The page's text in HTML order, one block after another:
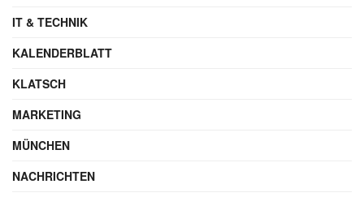
IT & TECHNIK
KALENDERBLATT
KLATSCH
MARKETING
MÜNCHEN
NACHRICHTEN